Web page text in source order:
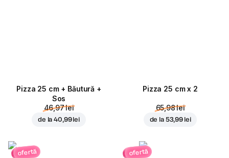
Pizza 25 cm + Băutură +
Sos
46,97 lei
de la40,99 lei
Pizza 25 cm x 2
65,98 lei
de la 53,99 lei
ofertă ofertă